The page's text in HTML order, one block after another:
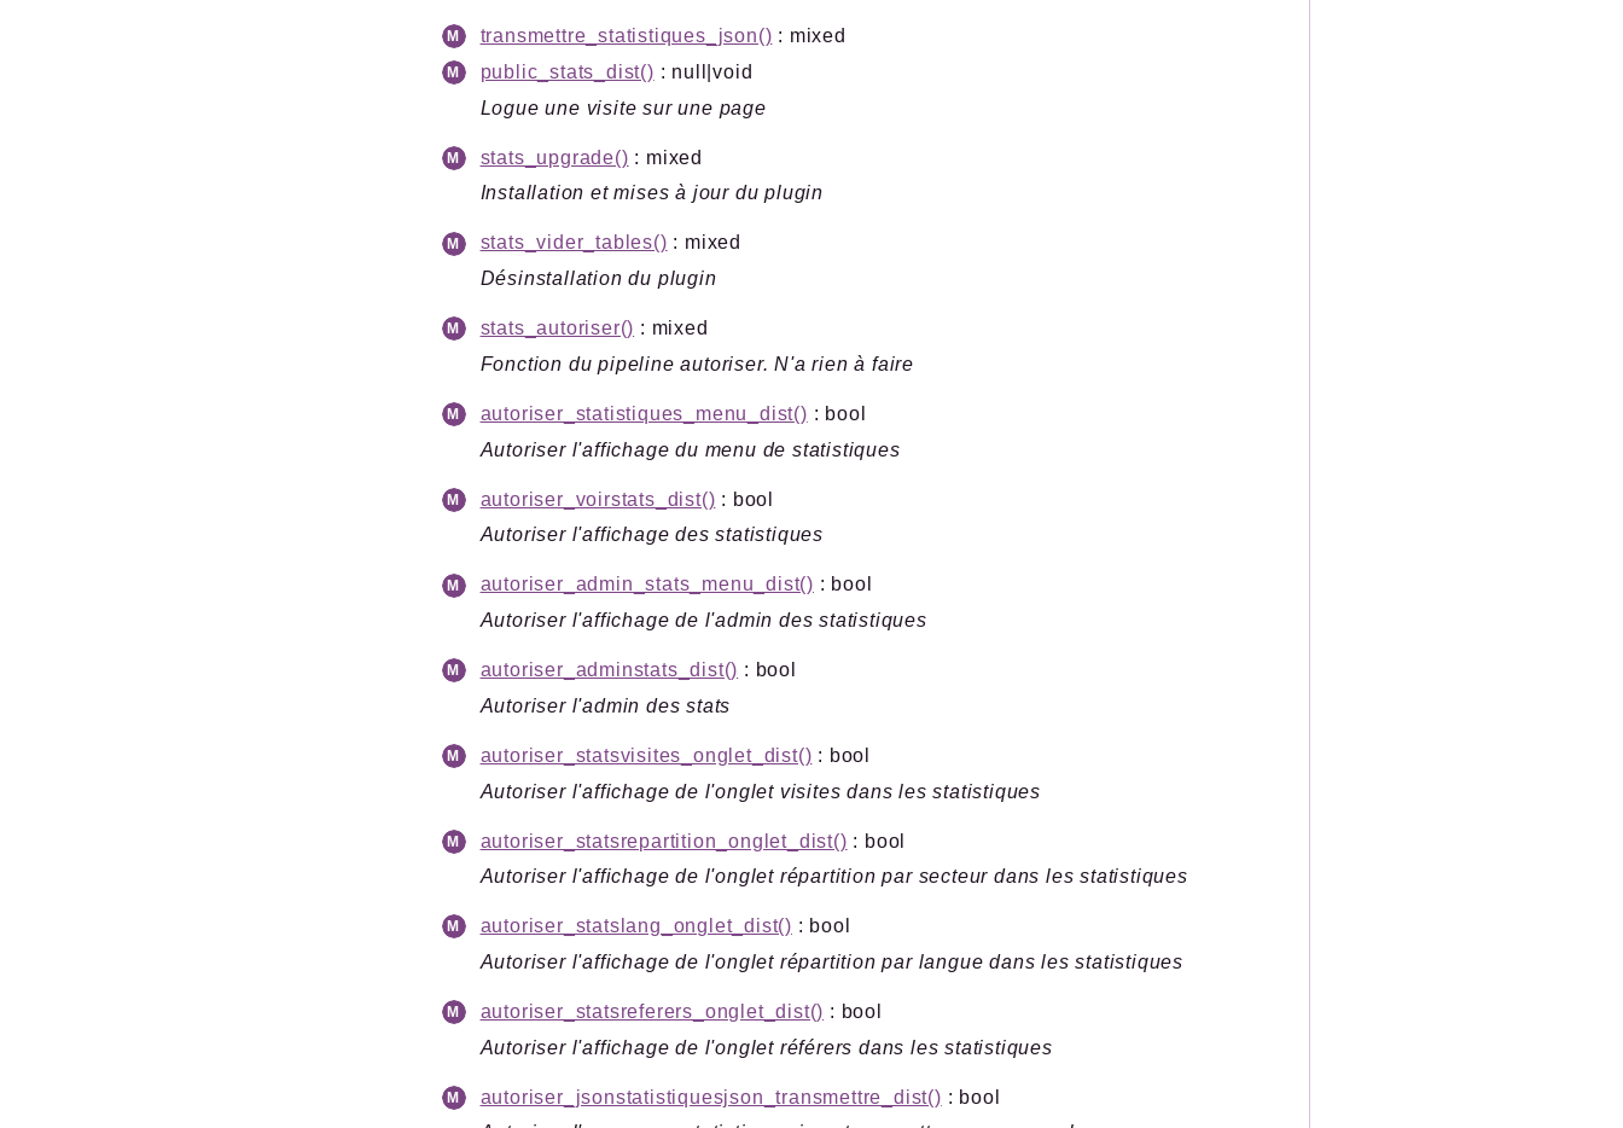
transmettre_statistiques_json() : mixed
public_stats_dist() : null|void
Logue une visite sur une page
stats_upgrade() : mixed
Installation et mises à jour du plugin
stats_vider_tables() : mixed
Désinstallation du plugin
stats_autoriser() : mixed
Fonction du pipeline autoriser. N'a rien à faire
autoriser_statistiques_menu_dist() : bool
Autoriser l'affichage du menu de statistiques
autoriser_voirstats_dist() : bool
Autoriser l'affichage des statistiques
autoriser_admin_stats_menu_dist() : bool
Autoriser l'affichage de l'admin des statistiques
autoriser_adminstats_dist() : bool
Autoriser l'admin des stats
autoriser_statsvisites_onglet_dist() : bool
Autoriser l'affichage de l'onglet visites dans les statistiques
autoriser_statsrepartition_onglet_dist() : bool
Autoriser l'affichage de l'onglet répartition par secteur dans les statistiques
autoriser_statslang_onglet_dist() : bool
Autoriser l'affichage de l'onglet répartition par langue dans les statistiques
autoriser_statsreferers_onglet_dist() : bool
Autoriser l'affichage de l'onglet référers dans les statistiques
autoriser_jsonstatistiquesjson_transmettre_dist() : bool